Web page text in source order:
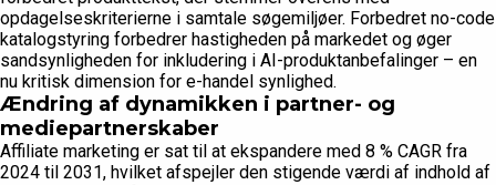
opdagelseskriterierne i samtale søgemiljøer. Forbedret no-code
katalogstyring forbedrer hastigheden på markedet og øger
sandsynligheden for inkludering i AI-produktanbefalinger – en
nu kritisk dimension for e-handel synlighed.
Ændring af dynamikken i partner- og
mediepartnerskaber
Affiliate marketing er sat til at ekspandere med 8 % CAGR fra
2024 til 2031, hvilket afspejler den stigende værdi af indhold af